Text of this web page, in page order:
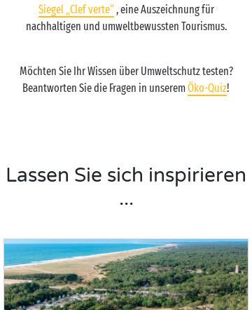
Siegel „Clef verte“, eine Auszeichnung für
nachhaltigen und umweltbewussten Tourismus.
Möchten Sie Ihr Wissen über Umweltschutz testen?
Beantworten Sie die Fragen in unseremÖko-Quiz!
Lassen Sie sich inspirieren
...